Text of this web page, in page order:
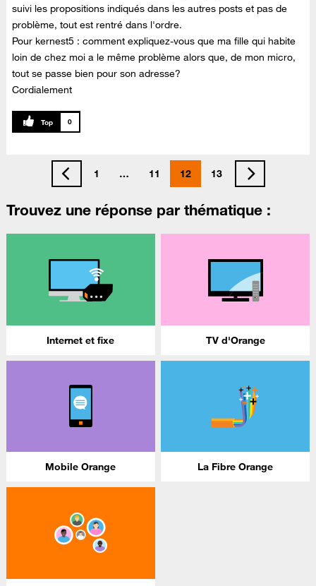
suivi les propositions indiqués dans les autres posts et pas de
problème, tout est rentré dans l'ordre.
Pour kernest5 : comment expliquez-vous que ma fille qui habite
loin de chez moi a le même problème alors que, de mon micro,
tout se passe bien pour son adresse?
Cordialement
0
1 … 11 12 13
Trouvez une réponse par thématique :
Internet et fixe TV d'Orange
Mobile Orange La Fibre Orange